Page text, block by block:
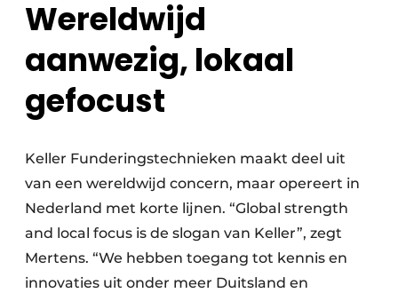
Wereldwijd
aanwezig, lokaal
gefocust
Keller Funderingstechnieken maakt deel uit
van een wereldwijd concern, maar opereert in
Nederland met korte lijnen. “Global strength
and local focus is de slogan van Keller”, zegt
Mertens. “We hebben toegang tot kennis en
innovaties uit onder meer Duitsland en